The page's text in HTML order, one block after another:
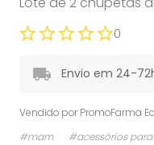
0
Envio em 24-
Vendido por PromoFarma
#mam
#acessórios